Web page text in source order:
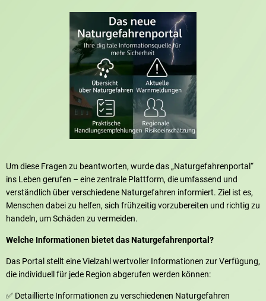
Um diese Fragen zu beantworten, wurde das „Naturgefahrenportal“
ins Leben gerufen – eine zentrale Plattform, die umfassend und
verständlich über verschiedene Naturgefahren informiert. Ziel ist es,
Menschen dabei zu helfen, sich frühzeitig vorzubereiten und richtig zu
handeln, um Schäden zu vermeiden.
Welche Informationen bietet das Naturgefahrenportal?
Das Portal stellt eine Vielzahl wertvoller Informationen zur Verfügung,
die individuell für jede Region abgerufen werden können:
✅ Detaillierte Informationen zu verschiedenen Naturgefahren